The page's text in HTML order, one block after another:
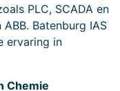
PLC, SCADA en
ABB. Batenburg IAS
ervaring in
Chemie